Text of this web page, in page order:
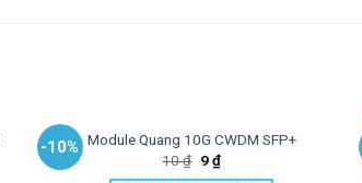
-10% Module Quang 10G CWDM SFP+
10₫ 9₫